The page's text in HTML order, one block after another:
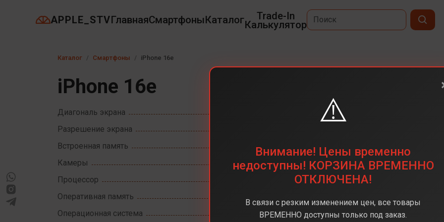
APPLE_STVГлавнаяСмартфоныКаталог Trade-In
Калькулятор
Каталог Смартфоны iPhone 16e
iPhone 16e
Диагональ экрана
Разрешение экрана
Встроенная память
Камеры
48 mp
Процессор
A18 Bionic
Оперативная память
Операционная система
iOS 18
⚠️
Внимание! Цены временно
недоступны! КОРЗИНА ВРЕМЕННО
ОТКЛЮЧЕНА!
В связи с резким изменением цен, все товары
ВРЕМЕННО доступны только под заказ.